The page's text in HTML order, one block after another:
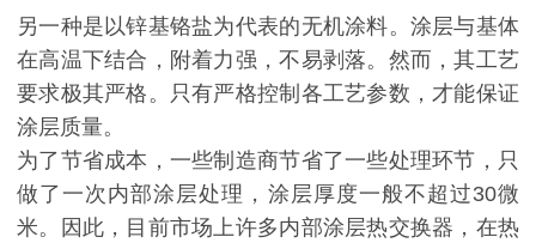
另一种是以锌基铬盐为代表的无机涂料。涂层与基体
在高温下结合，附着力强，不易剥落。然而，其工艺
要求极其严格。只有严格控制各工艺参数，才能保证
涂层质量。
为了节省成本，一些制造商节省了一些处理环节，只
做了一次内部涂层处理，涂层厚度一般不超过30微
米。因此，目前市场上许多内部涂层热交换器，在热